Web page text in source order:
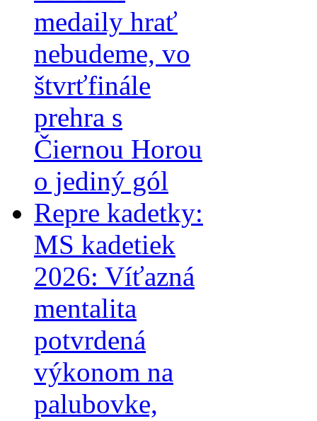
medaily hrať
nebudeme, vo
štvrťfinále
prehra s
Čiernou Horou
o jediný gól
Repre kadetky:
MS kadetiek
2026: Víťazná
mentalita
potvrdená
výkonom na
palubovke,